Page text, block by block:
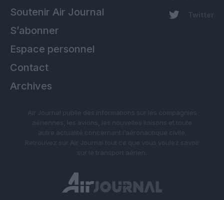
Soutenir Air Journal
S’abonner
Espace personnel
Contact
Archives